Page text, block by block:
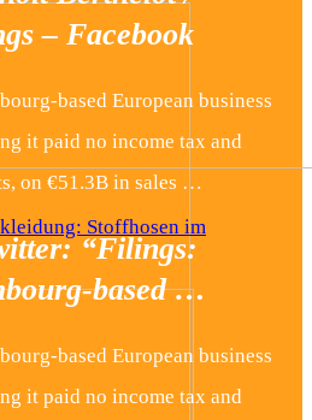
Stoffhosen im
– Facebook
based European business
it paid no income tax and
on €51.3B in sales …
“Filings:
based …
based European business
it paid no income tax and